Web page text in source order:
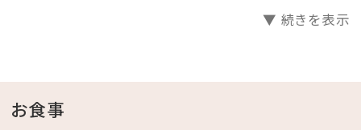
ご滞在中は、発酵をテーマにしたやさしい夕朝食と、大
東シナ海を望む展望風呂やシルキーバス、ミストサウナ
で、日々の疲れをゆっくりと解きほぐしてください。
▼ 続きを表示
お食事